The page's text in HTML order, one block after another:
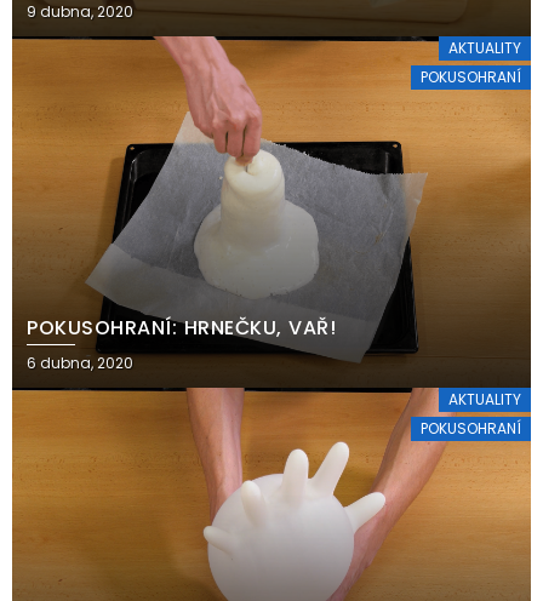
9 dubna, 2020
AKTUALITY
POKUSOHRANÍ
POKUSOHRANÍ: HRNEČKU, VAŘ!
6 dubna, 2020
AKTUALITY
POKUSOHRANÍ